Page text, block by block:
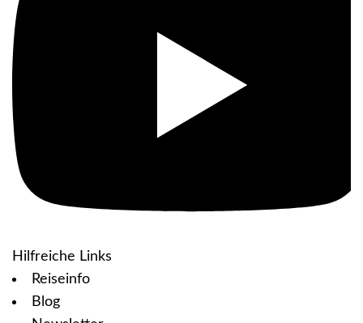
Hilfreiche Links
Reiseinfo
Blog